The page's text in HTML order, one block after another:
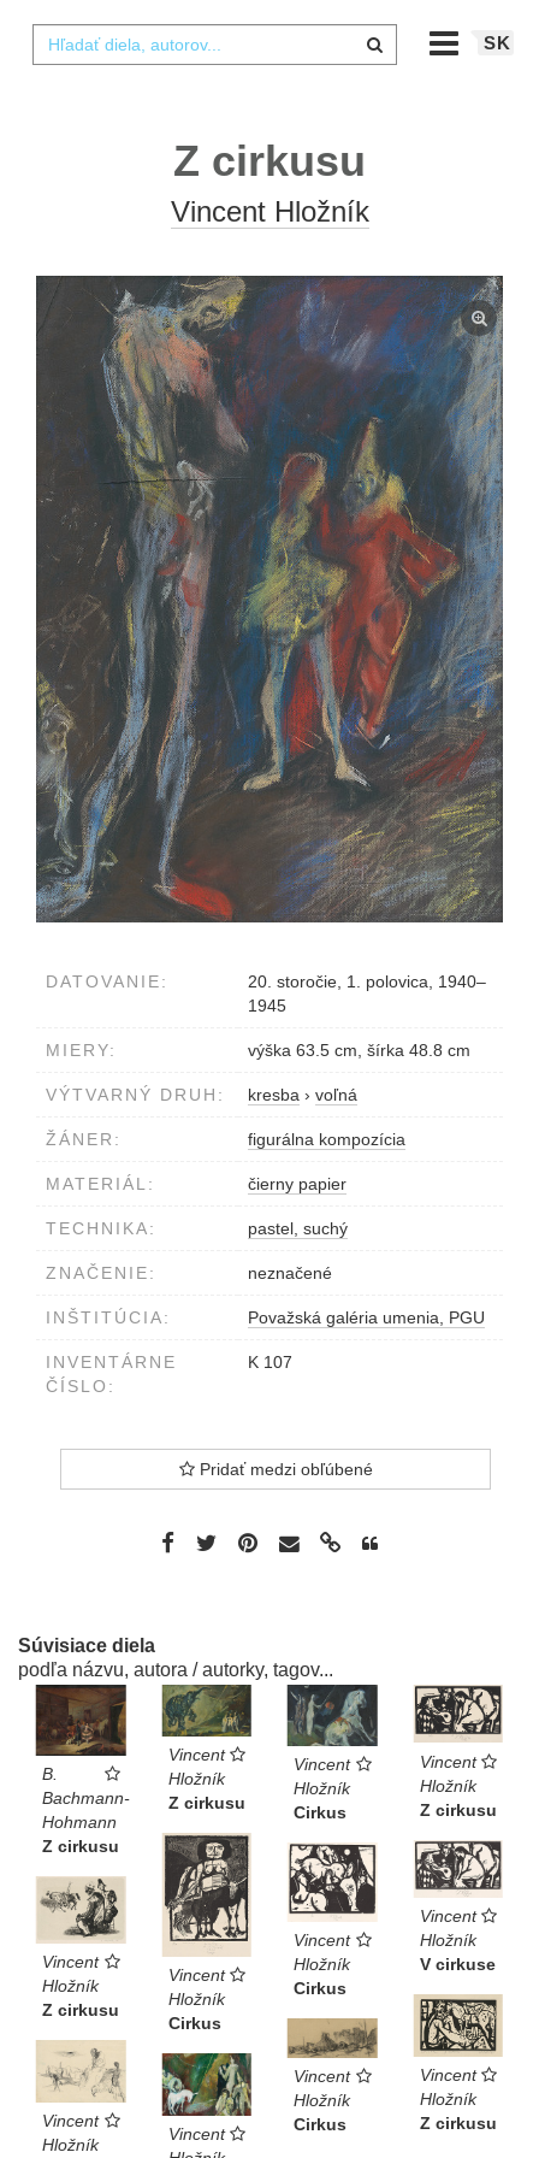
SK
Z cirkusu
Vincent Hložník
DATOVANIE:
20. storočie, 1. polovica, 1940–
1945
MIERY: výška 63.5 cm, šírka 48.8 cm
VÝTVARNÝ DRUH: kresba › voľná
ŽÁNER: figurálna kompozícia
MATERIÁL: čierny papier
TECHNIKA: pastel, suchý
ZNAČENIE: neznačené
INŠTITÚCIA: Považská galéria umenia, PGU
INVENTÁRNE
ČÍSLO:
K 107
Pridať medzi obľúbené
Súvisiace diela
podľa názvu, autora / autorky, tagov...
B.
Bachmann-
Hohmann
Z cirkusu
Vincent
Hložník
Z cirkusu
Vincent
Hložník
Cirkus
Vincent
Hložník
Z cirkusu
Vincent
Hložník
Cirkus
Vincent
Hložník
V cirkuse
Vincent
Hložník
Cirkus
Vincent
Hložník
Z cirkusu
Vincent
Hložník
Z cirkusu
Vincent
Hložník
Cirkus
Vincent
Hložník
Vincent